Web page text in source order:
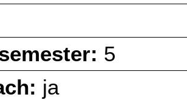
5
ja